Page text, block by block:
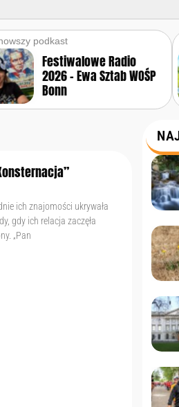
podkast
Festiwalowe Radio
2026 – Ewa Sztab WOŚP
Bonn
ich znajomości ukrywała
gdy ich relacja zaczęła
„Pan